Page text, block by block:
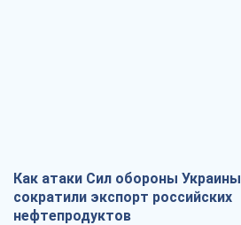
Как атаки Сил обороны Украины
сократили экспорт российских
нефтепродуктов